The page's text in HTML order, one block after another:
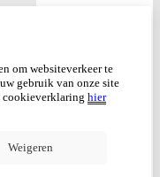
om websiteverkeer te
gebruik van onze site
cookieverklaring hier
Weigeren